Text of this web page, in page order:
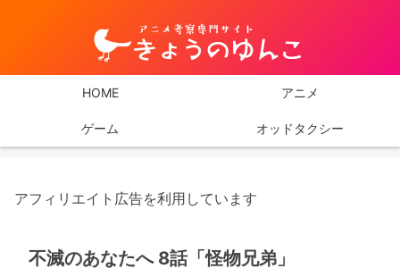
HOME アニメ
ゲーム オッドタクシー
アフィリエイト広告を利用しています
不滅のあなたへ 8話「怪物兄弟」